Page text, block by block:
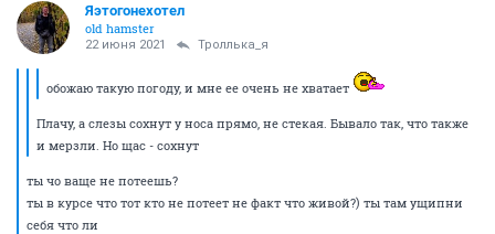
Яэтогонехотел
old hamster
22 июня 2021 Троллька_я
обожаю такую погоду, и мне ее очень не хватает
Плачу, а слезы сохнут у носа прямо, не стекая. Бывало так, что также
и мерзли. Но щас - сохнут
ты чо ваще не потеешь?
ты в курсе что тот кто не потеет не факт что живой?) ты там ущипни
себя что ли